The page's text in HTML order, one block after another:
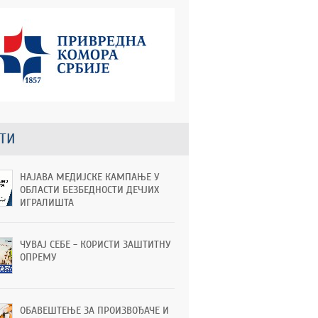
НАЈАВА МЕДИЈСКЕ КАМПАЊЕ У
ОБЛАСТИ БЕЗБЕДНОСТИ ДЕЧЈИХ
ИГРАЛИШТА
ЧУВАЈ СЕБЕ - КОРИСТИ ЗАШТИТНУ
ОПРЕМУ
ОБАВЕШТЕЊЕ ЗА ПРОИЗВОЂАЧЕ И